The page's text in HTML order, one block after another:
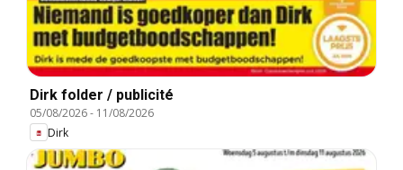
Dirk folder / publicité
05/08/2026- 11/08/2026
Dirk